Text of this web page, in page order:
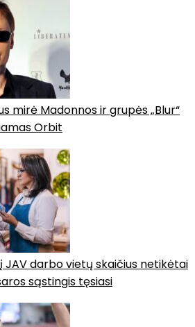
mirė Madonnos ir grupės „Blur“
Orbit
JAV darbo vietų skaičius netikėtai
sąstingis tęsiasi